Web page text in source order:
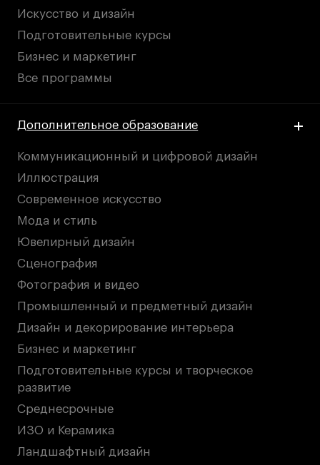
Искусство и дизайн
Подготовительные курсы
Бизнес и маркетинг
Все программы
Дополнительное образование
Коммуникационный и цифровой дизайн
Иллюстрация
Современное искусство
Мода и стиль
Ювелирный дизайн
Сценография
Фотография и видео
Промышленный и предметный дизайн
Дизайн и декорирование интерьера
Бизнес и маркетинг
Подготовительные курсы и творческое
развитие
Среднесрочные
ИЗО и Керамика
Ландшафтный дизайн